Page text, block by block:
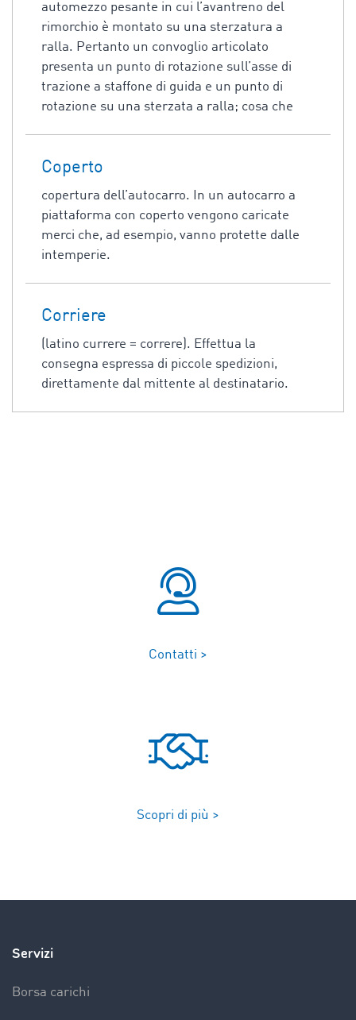
automezzo pesante in cui l’avantreno del
rimorchio è montato su una sterzatura a
ralla. Pertanto un convoglio articolato
presenta un punto di rotazione sull’asse di
trazione a staffone di guida e un punto di
rotazione su una sterzata a ralla; cosa che
Coperto
copertura dell’autocarro. In un autocarro a
piattaforma con coperto vengono caricate
merci che, ad esempio, vanno protette dalle
intemperie.
Corriere
(latino currere = correre). Effettua la
consegna espressa di piccole spedizioni,
direttamente dal mittente al destinatario.
Contatti >
Scopri di più >
Servizi
Borsa carichi